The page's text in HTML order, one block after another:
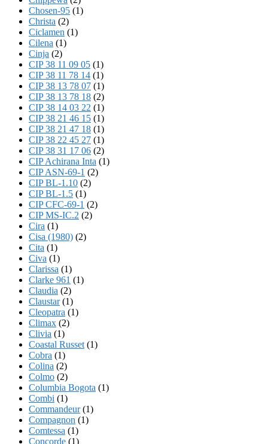
Chosen-95 (1)
Christa (2)
Ciclamen (1)
Cilena (1)
Cinja (2)
CIP 38 11 09 05 (1)
CIP 38 11 78 14 (1)
CIP 38 13 78 07 (1)
CIP 38 13 78 18 (2)
CIP 38 14 03 22 (1)
CIP 38 21 46 15 (1)
CIP 38 21 47 18 (1)
CIP 38 22 45 27 (1)
CIP 38 31 17 06 (2)
CIP Achirana Inta (1)
CIP ASN-69-1 (2)
CIP BL-1.10 (2)
CIP BL-1.5 (1)
CIP CFC-69-1 (2)
CIP MS-IC.2 (2)
Cira (1)
Cisa (1980) (2)
Cita (1)
Civa (1)
Clarissa (1)
Clarke 961 (1)
Claudia (2)
Claustar(1)
Cleopatra (1)
Climax (2)
Clivia (1)
Coastal Russet (1)
Cobra (1)
Colina (2)
Colmo (2)
Columbia Bogota (1)
Combi (1)
Commandeur(1)
Compagnon (1)
Comtessa (1)
Concorde (1)